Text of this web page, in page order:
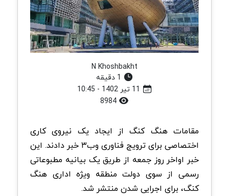
N Khoshbakht
مقامات هنگ کنگ از ایجاد یک نیروی کاری
اختصاصی برای ترویج فناوری وب۳ خبر دادند. این
خبر اواخر روز جمعه از طریق یک بیانیه مطبوعاتی
رسمی از سوی دولت منطقه ویژه اداری هنگ
کنگ، برای اجرایی شدن منتشر شد.